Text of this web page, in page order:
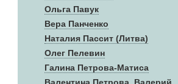
Ольга Павук
Вера Панченко
Наталия Пассит (Литва)
Олег Пелевин
Галина Петрова-Матиса